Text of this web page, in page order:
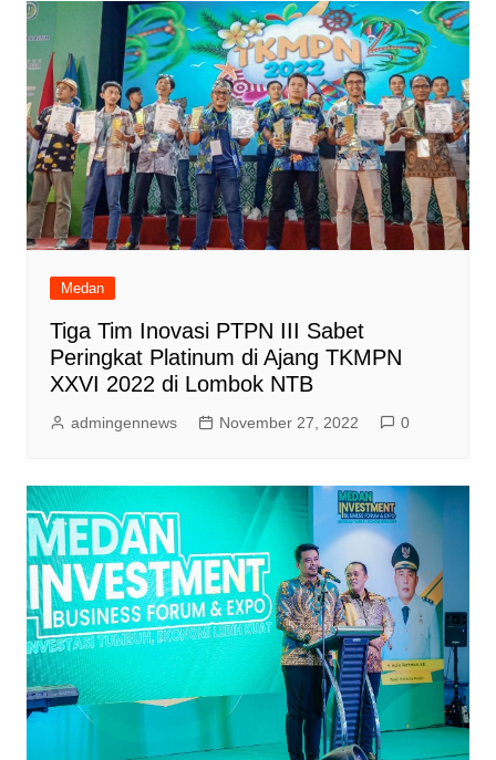
Medan
Tiga Tim Inovasi PTPN III Sabet
Peringkat Platinum di Ajang TKMPN
XXVI 2022 di Lombok NTB
admingennews November 27, 2022 0